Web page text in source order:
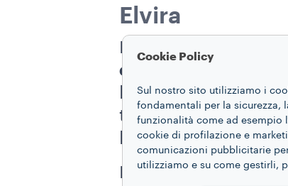
Elvira
promozione
obiettivo chiave
le coltivatrici di
tenore di vita delle
le future
Elvira Mó Salam,
Cookie Policy
Sul nostro sito utilizziamo i
fondamentali per la sicurezza,
funzionalità come ad esempio
cookie di profilazione e
comunicazioni pubblicitarie
utilizziamo e su come gestirli,